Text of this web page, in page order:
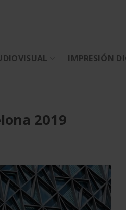
IMPRESIÓN
2019